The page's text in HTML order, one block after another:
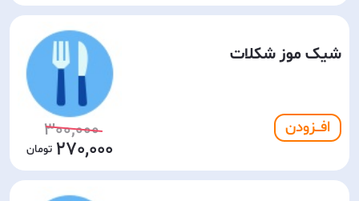
شیک موز شکلات
افـــزودن 300,000
270,000